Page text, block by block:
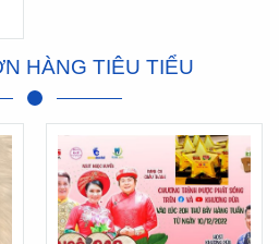
HÀNG TIÊU TIỂU